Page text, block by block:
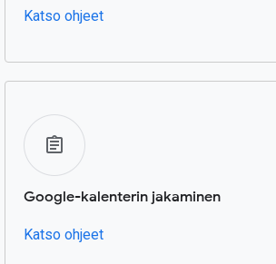
Katso ohjeet
Google-kalenterin jakaminen
Katso ohjeet